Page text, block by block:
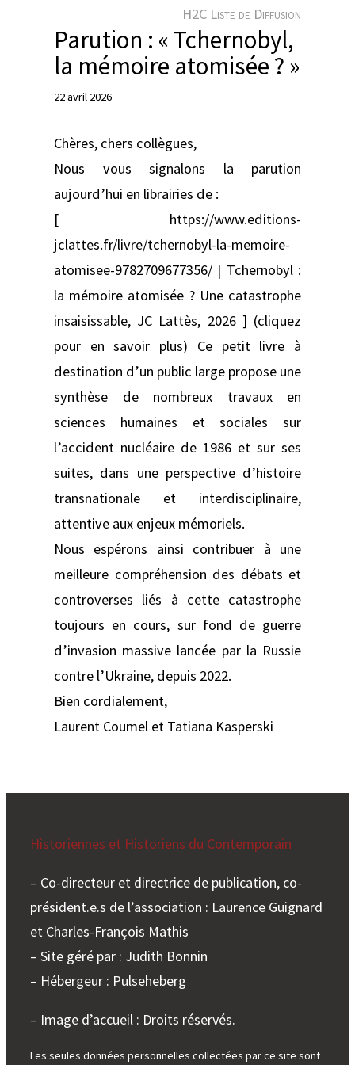
H2C Liste de Diffusion
Parution : « Tchernobyl,
la mémoire atomisée ? »
22 avril 2026
Chères, chers collègues,
Nous vous signalons la parution
aujourd’hui en librairies de :
[ https://www.editions-
jclattes.fr/livre/tchernobyl-la-memoire-
atomisee-9782709677356/ | Tchernobyl :
la mémoire atomisée ? Une catastrophe
insaisissable, JC Lattès, 2026 ] (cliquez
pour en savoir plus) Ce petit livre à
destination d’un public large propose une
synthèse de nombreux travaux en
sciences humaines et sociales sur
l’accident nucléaire de 1986 et sur ses
suites, dans une perspective d’histoire
transnationale et interdisciplinaire,
attentive aux enjeux mémoriels.
Nous espérons ainsi contribuer à une
meilleure compréhension des débats et
controverses liés à cette catastrophe
toujours en cours, sur fond de guerre
d’invasion massive lancée par la Russie
contre l’Ukraine, depuis 2022.
Bien cordialement,
Laurent Coumel et Tatiana Kasperski
Historiennes et Historiens du Contemporain
– Co-directeur et directrice de publication, co-
président.e.s de l’association : Laurence Guignard
et Charles-François Mathis
– Site géré par : Judith Bonnin
– Hébergeur : Pulseheberg
– Image d’accueil : Droits réservés.
Les seules données personnelles collectées par ce site sont